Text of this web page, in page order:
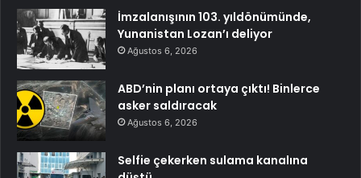
İmzalanışının 103. yıldönümünde,
Yunanistan Lozan’ı deliyor
Ağustos 6, 2026
ABD’nin planı ortaya çıktı! Binlerce
asker saldıracak
Ağustos 6, 2026
Selfie çekerken sulama kanalına